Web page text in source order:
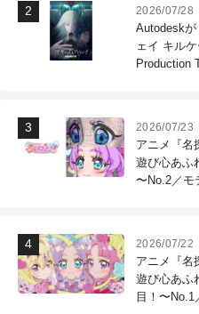
2026/07/28
Autodeskが
ェイ キル
Production
2026/07/23
アニメ『名
遊び心あふ
〜No.2／モ
2026/07/22
アニメ『名
遊び心あふ
目！〜No.1